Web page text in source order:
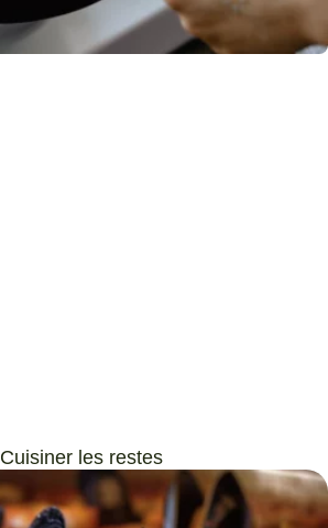
Cuisiner les restes